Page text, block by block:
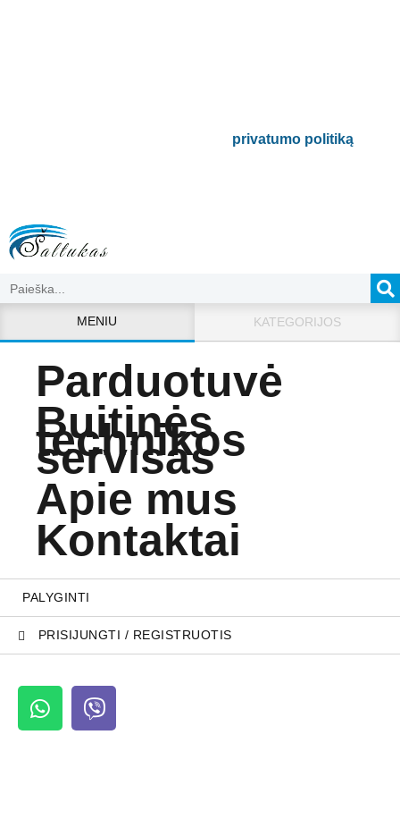
privatumo politiką.
MENIU KATEGORIJOS
Parduotuvė
Buitinės
technikos
servisas
Apie mus
Kontaktai
PALYGINTI
PRISIJUNGTI / REGISTRUOTIS